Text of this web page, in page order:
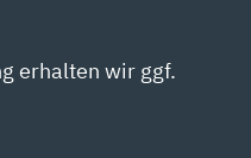
erhalten wir ggf.